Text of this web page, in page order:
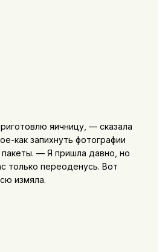
яичницу, — сказала
как запихнуть фотографии
— Я пришла давно, но
только переоденусь. Вот
измяла.